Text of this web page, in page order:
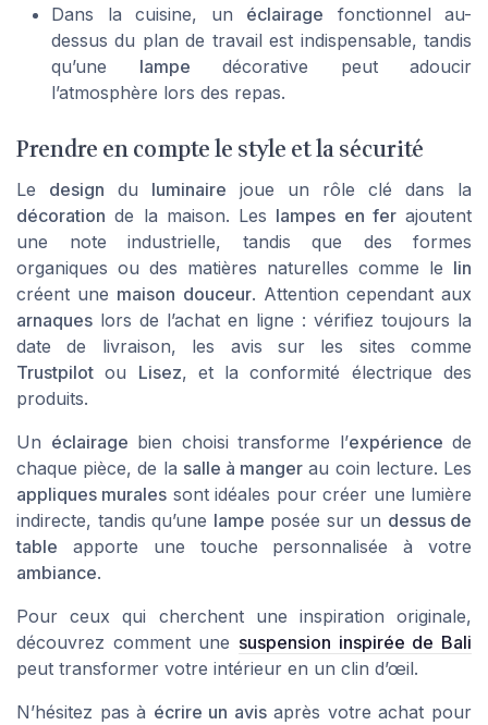
Dans la cuisine, un éclairage fonctionnel au-
dessus du plan de travail est indispensable, tandis
qu’une lampe décorative peut adoucir
l’atmosphère lors des repas.
Prendre en compte le style et la sécurité
Le design du luminaire joue un rôle clé dans la
décoration de la maison. Les lampes en ferajoutent
une note industrielle, tandis que des formes
organiques ou des matières naturelles comme le lin
créent une maison douceur. Attention cependant aux
arnaques lors de l’achat en ligne : vérifiez toujours la
date de livraison, les avis sur les sites comme
Trustpilot ou Lisez, et la conformité électrique des
produits.
Un éclairage bien choisi transforme l’expérience de
chaque pièce, de la salle à manger au coin lecture. Les
appliques murales sont idéales pour créer une lumière
indirecte, tandis qu’une lampe posée sur un dessus de
table apporte une touche personnalisée à votre
ambiance.
Pour ceux qui cherchent une inspiration originale,
découvrez comment une suspension inspirée de Bali
peut transformer votre intérieur en un clin d’œil.
N’hésitez pas à écrire un avisaprès votre achat pour